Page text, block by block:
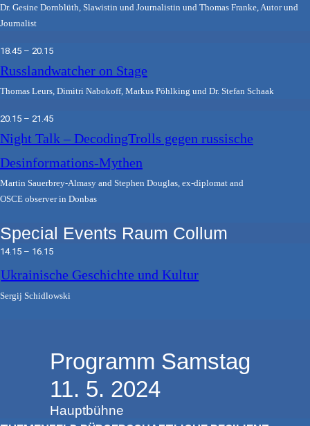
Dr. Gesine Dornblüth, Slawistin und Journalistin und Thomas Franke, Autor und
Journalist
18.45 – 20.15
Russlandwatcher on Stage
Thomas Leurs, Dimitri Nabokoff, Markus Pöhlking und Dr. Stefan Schaak
20.15 – 21.45
Night Talk – DecodingTrolls gegen russische
Desinformations-Mythen
Martin Sauerbrey-Almasy and Stephen Douglas, ex-diplomat and
OSCE observer in Donbas
Special Events Raum Collum
14.15 – 16.15
Ukrainische Geschichte und Kultur
Sergij Schidlowski
Programm Samstag
11. 5. 2024
Hauptbühne